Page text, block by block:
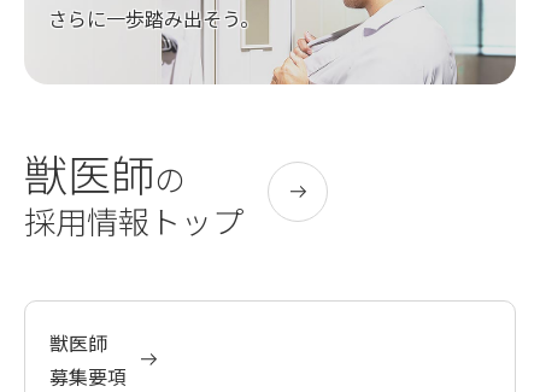
獣医師の
採用情報トップ
さらに一歩踏み出そう。
獣医師
募集要項